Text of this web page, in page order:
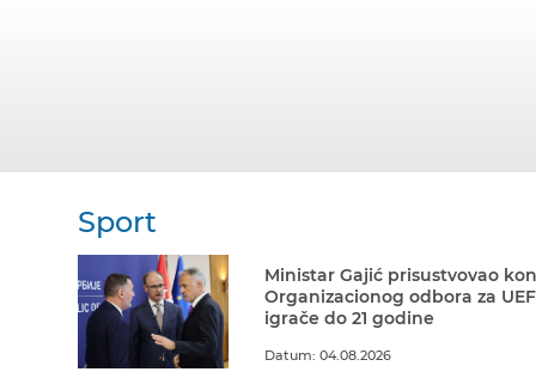
Sport
Ministar Gajić prisustvovao
Organizacionog odbora za
igrače do 21 godine
Datum: 04.08.2026